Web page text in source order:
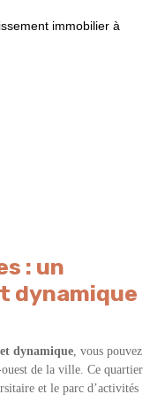
: un
dynamique
dynamique, vous pouvez
de la ville. Ce quartier
et le parc d’activités